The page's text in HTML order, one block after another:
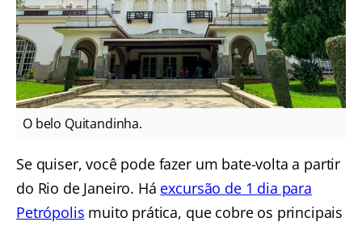
O belo Quitandinha.
Se quiser, você pode fazer um bate-volta a partir
do Rio de Janeiro. Há excursão de 1 dia para
Petrópolis muito prática, que cobre os principais